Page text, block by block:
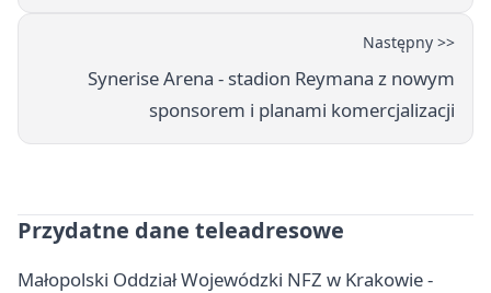
Następny >>
Synerise Arena - stadion Reymana z nowym
sponsorem i planami komercjalizacji
Przydatne dane teleadresowe
Małopolski Oddział Wojewódzki NFZ w Krakowie -